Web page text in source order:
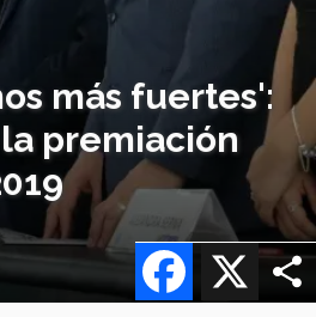
más fuertes':
premiación
X
Facebook